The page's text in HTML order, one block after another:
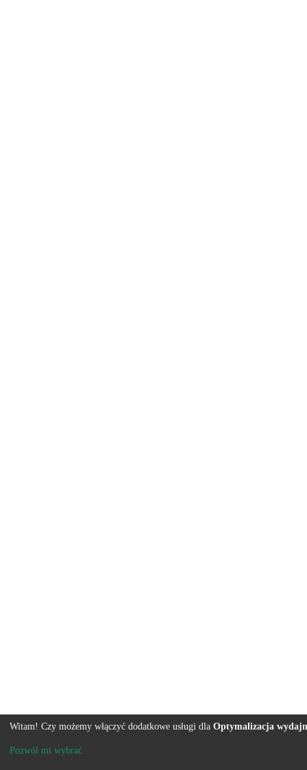
Witam! Czy możemy włączyć dodatkowe usługi dla Optymalizacja
Pozwól mi wybrać